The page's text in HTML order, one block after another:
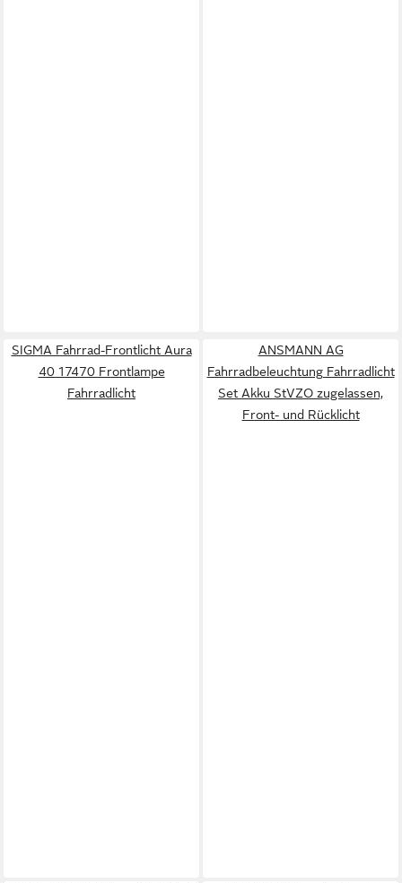
SIGMA Fahrrad-Frontlicht Aura
40 17470 Frontlampe
Fahrradlicht
ANSMANN AG
Fahrradbeleuchtung Fahrradlicht
Set Akku StVZO zugelassen,
Front- und Rücklicht